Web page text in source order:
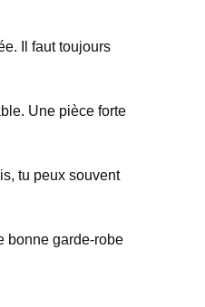
Il faut toujours
Une pièce forte
tu peux souvent
bonne garde-robe